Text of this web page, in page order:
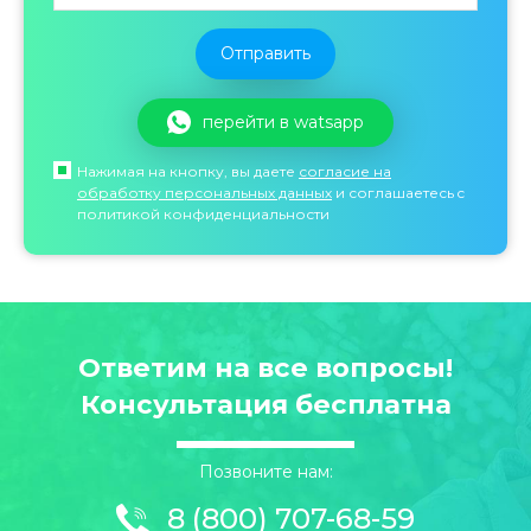
перейти в watsapp
Нажимая на кнопку, вы даете согласие на
обработку персональных данных и соглашаетесь c
политикой конфиденциальности
Ответим на все вопросы!
Консультация бесплатна
Позвоните нам:
8 (800) 707-68-59